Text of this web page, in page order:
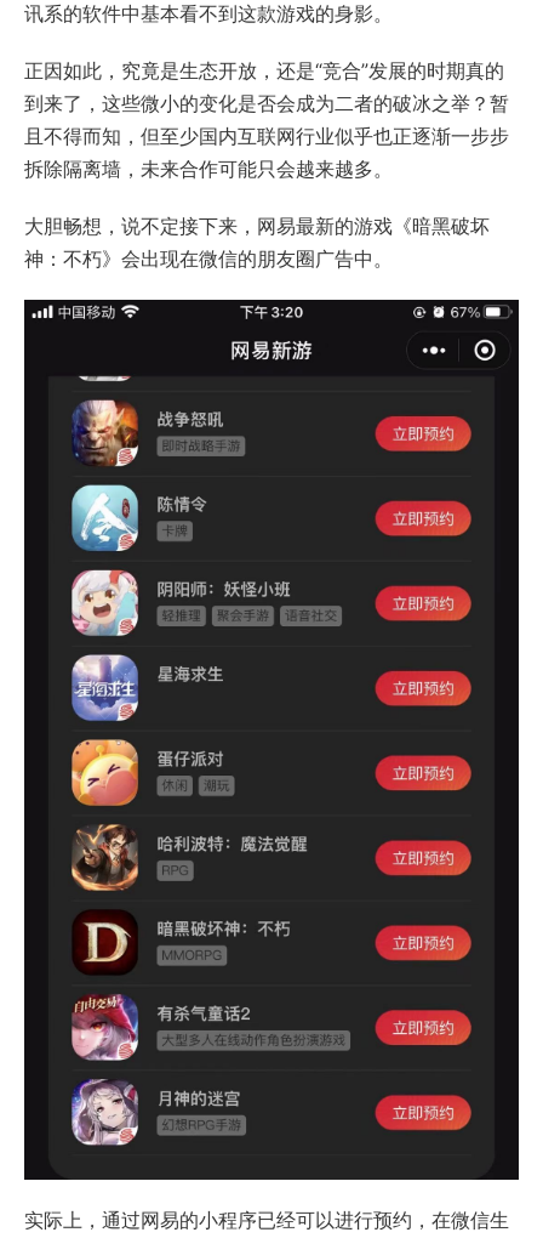
讯系的软件中基本看不到这款游戏的身影。
正因如此，究竟是生态开放，还是“竞合”发展的时期真的
到来了，这些微小的变化是否会成为二者的破冰之举？暂
且不得而知，但至少国内互联网行业似乎也正逐渐一步步
拆除隔离墙，未来合作可能只会越来越多。
大胆畅想，说不定接下来，网易最新的游戏《暗黑破坏
神：不朽》会出现在微信的朋友圈广告中。
实际上，通过网易的小程序已经可以进行预约，在微信生